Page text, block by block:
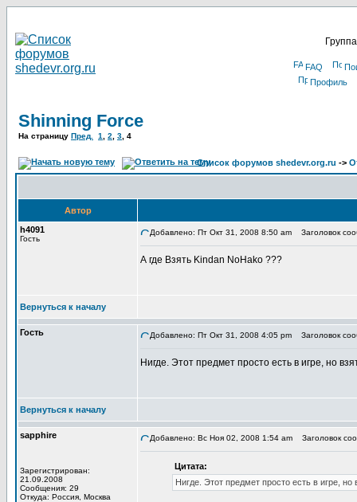
FAQ
Профиль
Shinning Force
На страницу Пред. 1 2 3 4
Список форумов shedevr.org.ru ->
Автор
h4091
Гость
Добавлено: Пт Окт 31, 2008 8:50 am Заголовок
А где Взять Kindan NoHako ???
Вернуться к началу
Гость Добавлено: Пт Окт 31, 2008 4:05 pm Заголовок
Нигде. Этот предмет просто есть в игре, но
Вернуться к началу
sapphire
Зарегистрирован:
21.09.2008
Сообщения: 29
Откуда: Россия, Москва
Добавлено: Вс Ноя 02, 2008 1:54 am Заголовок
Цитата:
Нигде. Этот предмет просто есть в игре,